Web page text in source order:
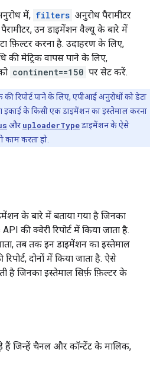
में, filters अनुरोध पैरामीटर
उन डाइमेंशन वैल्यू के बारे में
फ़िल्टर करना है. उदाहरण के लिए,
की मेट्रिक वापस पाने के लिए,
continent==150 पर सेट करें.
रिपोर्ट पाने के लिए, एपीआई अनुरोधों को डेटा
इकाई के किसी एक डाइमेंशन का इस्तेमाल करना
और uploaderTypeडाइमेंशन के ऐसे
काम करता हो.
के बारे में बताया गया है जिनका
की क्वेरी रिपोर्ट में किया जाता है.
तब तक इन डाइमेंशन का इस्तेमाल
रिपोर्ट, दोनों में किया जाता है. ऐसे
है जिनका इस्तेमाल सिर्फ़ फ़िल्टर के
हैं जिन्हें चैनल और कॉन्टेंट के मालिक,